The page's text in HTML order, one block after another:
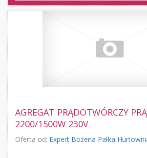
AGREGAT PRĄDOTWÓRCZY
2200/1500W 230V
Oferta od: Expert Bożena Pałka